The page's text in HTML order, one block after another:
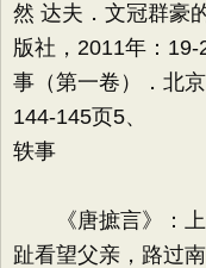
然 达夫．文冠群豪
版社，2011年：
事（第一卷）．北
144-145页5、
轶事
《唐摭言》：上
趾看望父亲，路过